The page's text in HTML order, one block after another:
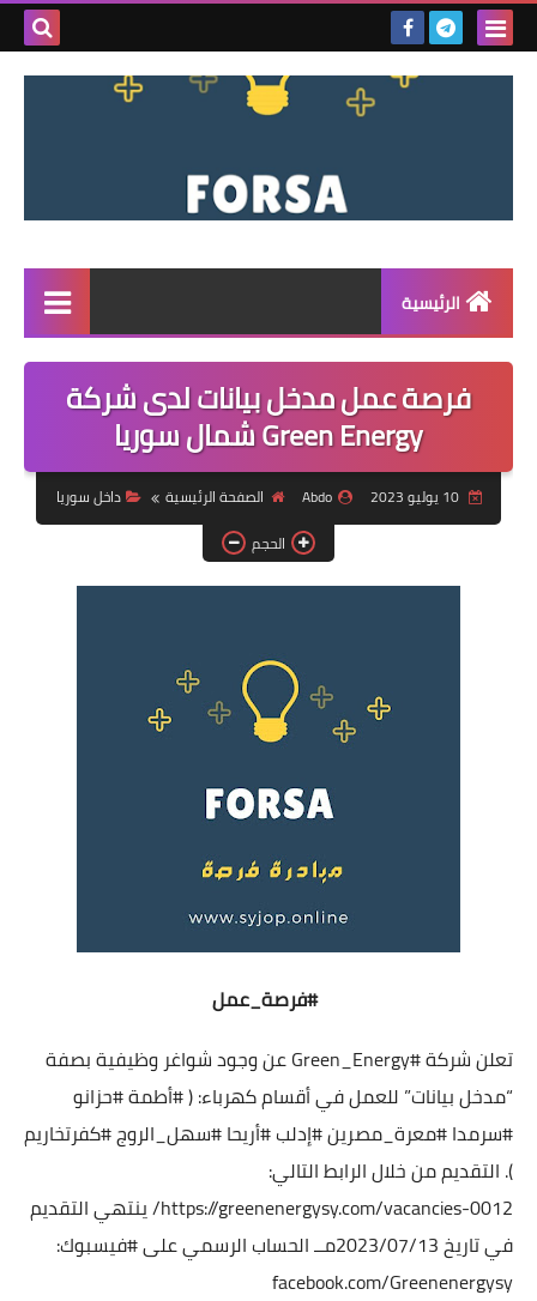
بحث
الرئيسية
القائمة
مناقصات
فرص عمل داخل سوريا
فرص عمل في تركيا
فرص عمل في العراق
فرص عمل في السودان
دورات تدريبية
فرصة عمل مدخل بيانات لدى شركة
Green Energy شمال سوريا
10 يوليو 2023 Abdo الصفحة الرئيسية
داخل سوريا
الحجم
#فرصة_عمل
تعلن شركة#Green_Energy
عن وجود شواغر وظيفية بصفة
“مدخل بيانات” للعمل في أقسام كهرباء: (#أطمة#حزانو
#سرمدا#معرة_مصرين#إدلب#أريحا#سهل_الروج#كفرتخاريم
). التقديم من خلال الرابط التالي:
https://greenenergysy.com/vacancies-0012/ ينتهي التقديم
في تاريخ 2023/07/13مــ
الحساب الرسمي على#فيسبوك:
facebook.com/Greenenergysy